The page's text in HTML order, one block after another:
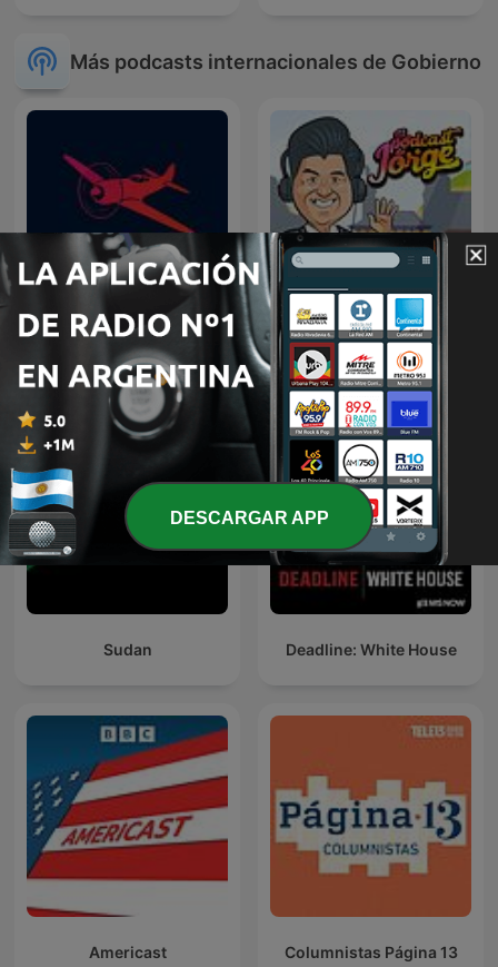
Más podcasts internacionales de Gobierno
Relatos de Guerra El Podcast de Jorge
Sudan Deadline: White House
Americast Columnistas Página 13
DESCARGAR APP